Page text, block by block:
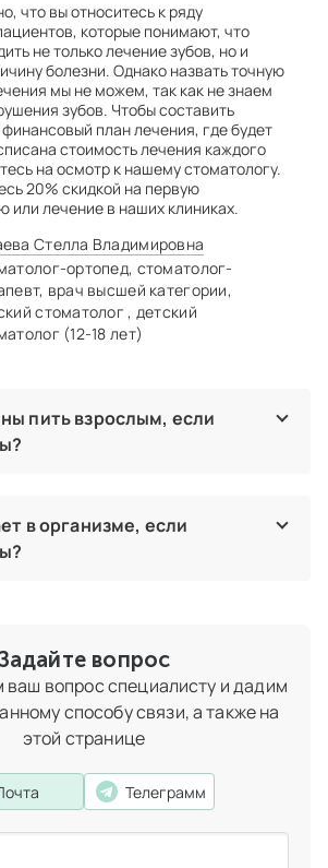
что вы относитесь к ряду
которые понимают, что
не только лечение зубов, но и
болезни. Однако назвать точную
мы не можем, так как не знаем
зубов. Чтобы составить
план лечения, где будет
стоимость лечения каждого
на осмотр к нашему стоматологу.
20% скидкой на первую
или лечение в наших клиниках.
Стелла Владимировна
стоматолог-
врач высшей категории,
стоматолог , детский
(12-18 лет)
пить взрослым, если
Д3 Никомед Форте», «Асепта»,
«Кальцемин Адванс», «ДентоВитус»,
в организме, если
недостаток микроэлементов можно с
питания, так и готовых
комплексов.
Яна Олеговна
терапевт,ортодонт
вопрос
вопрос специалисту и дадим
способу связи, а также на
этой странице
Телеграмм